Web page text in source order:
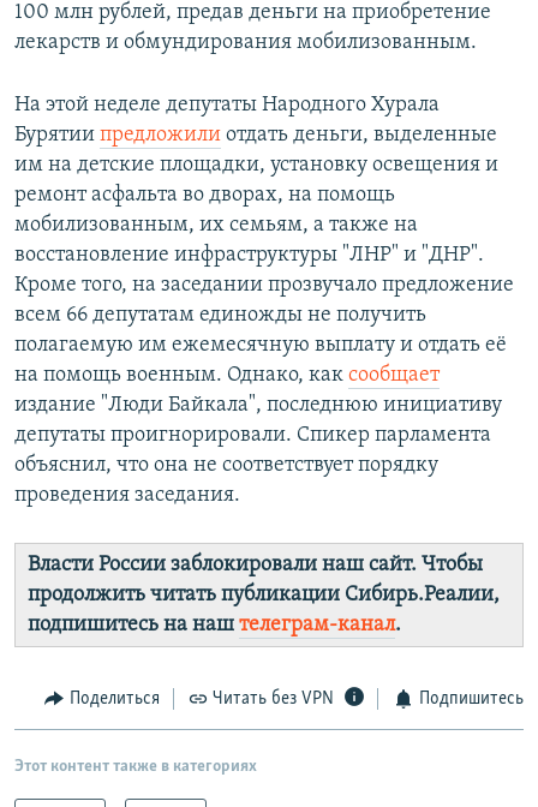
100 млн рублей, предав деньги на приобретение
лекарств и обмундирования мобилизованным.
На этой неделе депутаты Народного Хурала
Бурятии предложили отдать деньги, выделенные
им на детские площадки, установку освещения и
ремонт асфальта во дворах, на помощь
мобилизованным, их семьям, а также на
восстановление инфраструктуры "ЛНР" и "ДНР".
Кроме того, на заседании прозвучало предложение
всем 66 депутатам единожды не получить
полагаемую им ежемесячную выплату и отдать её
на помощь военным. Однако, как сообщает
издание "Люди Байкала", последнюю инициативу
депутаты проигнорировали. Спикер парламента
объяснил, что она не соответствует порядку
проведения заседания.
Власти России заблокировали наш сайт. Чтобы
продолжить читать публикации Сибирь.Реалии,
подпишитесь на наш телеграм-канал.
Поделиться Читать без VPN Подпишитесь
Этот контент также в категориях